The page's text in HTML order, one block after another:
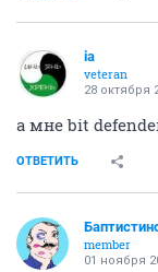
ia
veteran
28 октября
а мне bit
ОТВЕТИТЬ
member
01 ноября